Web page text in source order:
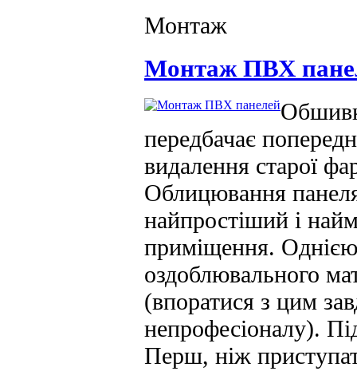
Монтаж
Монтаж ПВХ
передбачає
видалення старої
Облицювання
найпростіший і
приміщення. Однією
оздоблювального
(впоратися з цим
непрофесіоналу).
Перш, ніж